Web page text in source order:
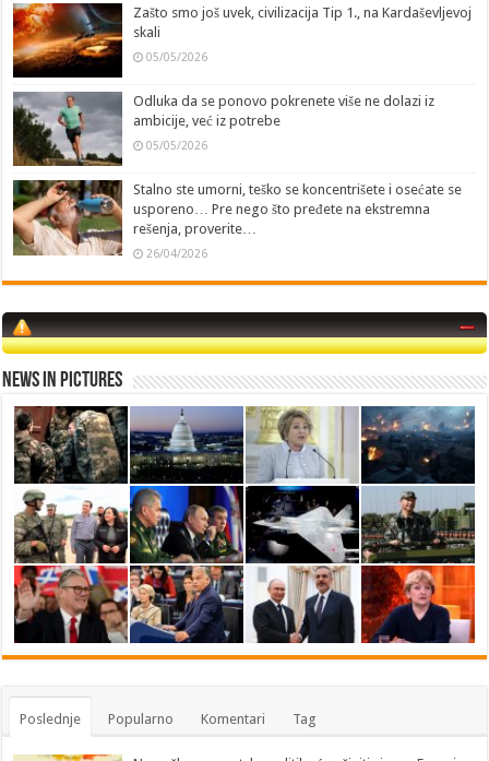
Zašto smo još uvek, civilizacija Tip 1., na Kardaševljevoj
skali
05/05/2026
Odluka da se ponovo pokrenete više ne dolazi iz
ambicije, već iz potrebe
05/05/2026
Stalno ste umorni, teško se koncentrišete i osećate se
usporeno… Pre nego što pređete na ekstremna
rešenja, proverite…
26/04/2026
News in Pictures
Poslednje Popularno Komentari Tag